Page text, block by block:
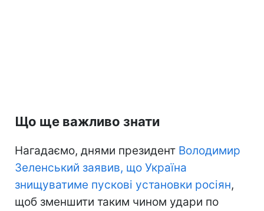
Що ще важливо знати
Нагадаємо, днями президент Володимир
Зеленський заявив, що Україна
знищуватиме пускові установки росіян,
щоб зменшити таким чином удари по